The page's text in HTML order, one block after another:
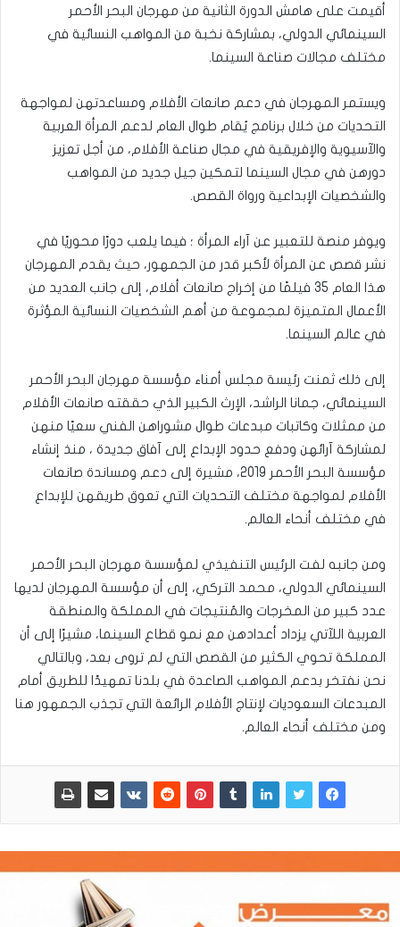
أقيمت على هامش الدورة الثانية من مهرجان البحر الأحمر
السينمائي الدولي، بمشاركة نخبة من المواهب النسائية في
مختلف مجالات صناعة السينما.
ويستمر المهرجان في دعم صانعات الأفلام ومساعدتهن لمواجهة
التحديات من خلال برنامج يُقام طوال العام لدعم المرأة العربية
والآسيوية والإفريقية في مجال صناعة الأفلام، من أجل تعزيز
دورهن في مجال السينما لتمكين جيل جديد من المواهب
والشخصيات الإبداعية ورواة القصص.
ويوفر منصة للتعبير عن آراء المرأة ؛ فيما يلعب دورًا محوريًا في
نشر قصص عن المرأة لأكبر قدر من الجمهور، حيث يقدم المهرجان
هذا العام 35 فيلمًا من إخراج صانعات أفلام، إلى جانب العديد من
الأعمال المتميزة لمجموعة من أهم الشخصيات النسائية المؤثرة
في عالم السينما.
إلى ذلك ثمنت رئيسة مجلس أمناء مؤسسة مهرجان البحر الأحمر
السينمائي، جمانا الراشد، الإرث الكبير الذي حققته صانعات الأفلام
من ممثلات وكاتبات مبدعات طوال مشوراهن الفني سعيًا منهن
لمشاركة آرائهن ودفع حدود الإبداع إلى آفاق جديدة ، منذ إنشاء
مؤسسة البحر الأحمر 2019، مشيرة إلى دعم ومساندة صانعات
الأفلام لمواجهة مختلف التحديات التي تعوق طريقهن للإبداع
في مختلف أنحاء العالم.
ومن جانبه لفت الرئيس التنفيذي لمؤسسة مهرجان البحر الأحمر
السينمائي الدولي، محمد التركي، إلى أن مؤسسة المهرجان لديها
عدد كبير من المخرجات والمُنتيجات في المملكة والمنطقة
العربية اللآتي يزداد أعدادهن مع نمو قطاع السينما، مشيرًا إلى أن
المملكة تحوي الكثير من القصص التي لم تروى بعد، وبالتالي
نحن نفتخر بدعم المواهب الصاعدة في بلدنا تمهيدًا للطريق أمام
المبدعات السعوديات لإنتاج الأفلام الرائعة التي تجذب الجمهور هنا
ومن مختلف أنحاء العالم.